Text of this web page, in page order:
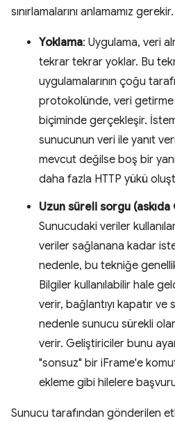
sınırlamalarını anlamamız
Yoklama: Uygulama, veri
tekrar tekrar yoklar. Bu
uygulamalarının çoğu
protokolünde, veri getirme
biçiminde gerçekleşir.
sunucunun veri ile yanıt
mevcut değilse boş bir
daha fazla HTTP yükü
Uzun süreli sorgu (askıda
Sunucudaki veriler
veriler sağlanana kadar
nedenle, bu tekniğe
Bilgiler kullanılabilir hale
verir, bağlantıyı kapatır ve
nedenle sunucu sürekli
verir. Geliştiriciler bunu
"sonsuz" bir iFrame'e
ekleme gibi hilelere
Sunucu tarafından gönderilen